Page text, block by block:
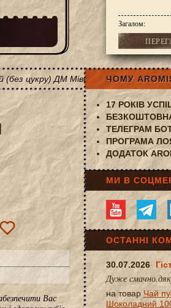
Загалом:
(без цукру) ДМ Міволіс DM Mivolis
Вас
ЧОМУ
17 РОКІВ
ТЕЛЕГРАМ
ПРОГРАМА
ДОДАТОК
МИ В
ОСТАННІ
30.07.2026
Дуже
на товар Чай
Шоколадний